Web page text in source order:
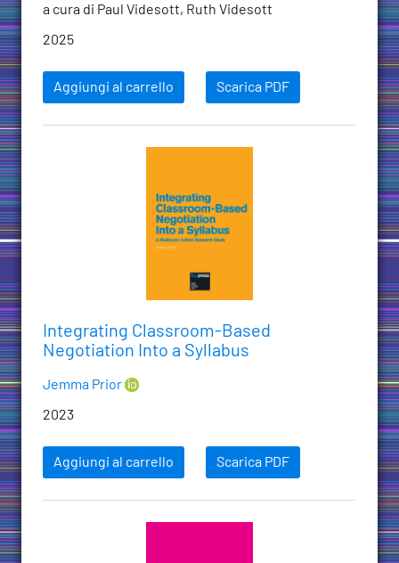
a cura di Paul Videsott, Ruth Videsott
2025
Aggiungi al carrello Scarica PDF
Integrating Classroom-Based
Negotiation Into a Syllabus
Jemma Prior
2023
Aggiungi al carrello Scarica PDF